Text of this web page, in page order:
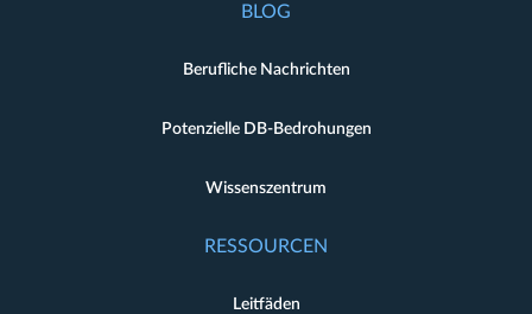
BLOG
Berufliche Nachrichten
Potenzielle DB-Bedrohungen
Wissenszentrum
RESSOURCEN
Leitfäden